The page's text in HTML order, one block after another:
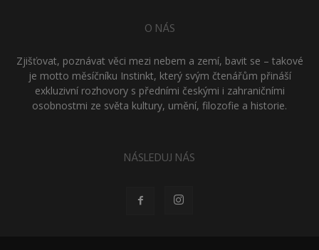
O NÁS
Zjišťovat, poznávat věci mezi nebem a zemí, bavit se – takové
je motto měsíčníku Instinkt, který svým čtenářům přináší
exkluzivní rozhovory s předními českými i zahraničními
osobnostmi ze světa kultury, umění, filozofie a historie.
NÁSLEDUJ NÁS